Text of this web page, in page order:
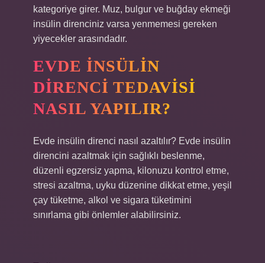
kategoriye girer. Muz, bulgur ve buğday ekmeği
insülin direnciniz varsa yenmemesi gereken
yiyecekler arasındadır.
EVDE INSÜLIN
DIRENCI TEDAVISI
NASIL YAPILIR?
Evde insülin direnci nasıl azaltılır? Evde insülin
direncini azaltmak için sağlıklı beslenme,
düzenli egzersiz yapma, kilonuzu kontrol etme,
stresi azaltma, uyku düzenine dikkat etme, yeşil
çay tüketme, alkol ve sigara tüketimini
sınırlama gibi önlemler alabilirsiniz.